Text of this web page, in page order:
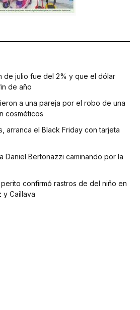
de julio fue del 2% y que el dólar
de año
a una pareja por el robo de una
cosméticos
arranca el Black Friday con tarjeta
Daniel Bertonazzi caminando por la
confirmó rastros de del niño en
y Caillava